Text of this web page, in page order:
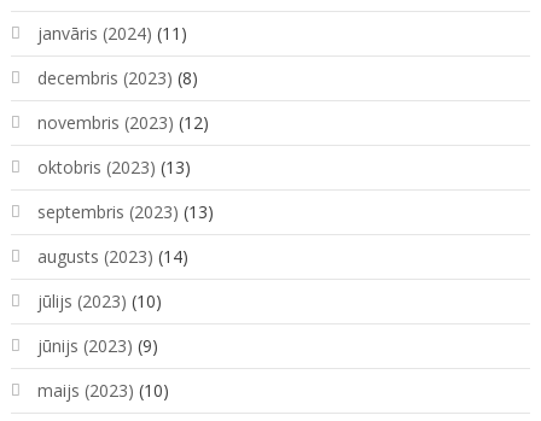
janvāris (2024) (11)
decembris (2023) (8)
novembris (2023) (12)
oktobris (2023) (13)
septembris (2023) (13)
augusts (2023) (14)
jūlijs (2023) (10)
jūnijs (2023) (9)
maijs (2023) (10)